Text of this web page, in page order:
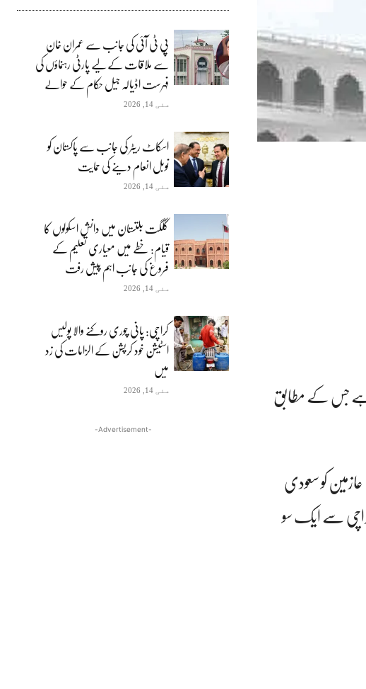
پی ٹی آئی کی جانب سے عمران خان
سے ملاقات کے لیے پارٹی رہنماؤں کی
فہرست اڈیالہ جیل حکام کے حوالے
مئی 14, 2026
اسکاٹ ریٹر کی جانب سے پاکستان کو
نوبل انعام دینے کی حمایت
مئی 14, 2026
گلگت بلتستان میں دانش اسکولوں کا
قیام: خطے میں معیاری تعلیم کے
فروغ کی جانب اہم پیش رفت
مئی 14, 2026
کراچی: پانی چوری روکنے والا پولیس
اسٹیشن خود کرپشن کے الزامات کی زد
میں
مئی 14, 2026
-Advertisement-
ہے جس کے مطابق
کو سعودی
سے ایک سو